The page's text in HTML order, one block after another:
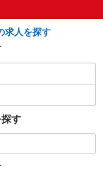
求人を探す
す